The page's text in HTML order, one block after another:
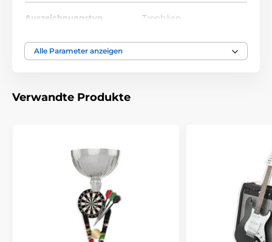
Auszeichnungstyp Trophäen
Material
Emblems
Alle Parameter anzeigen
Verwandte Produkte